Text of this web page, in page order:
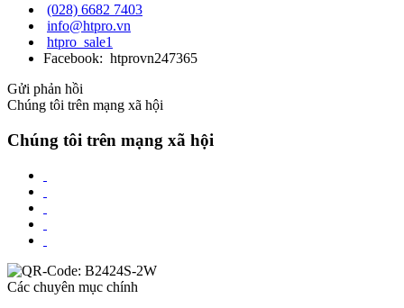
(028) 6682 7403
info@htpro.vn
htpro_sale1
Facebook: htprovn247365
Gửi phản hồi
Chúng tôi trên mạng xã hội
Chúng tôi trên mạng xã hội
Các chuyên mục chính